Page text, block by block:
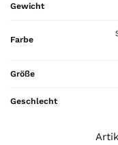
t
l
s
,
Gewicht
Farbe
Größe
Geschlecht